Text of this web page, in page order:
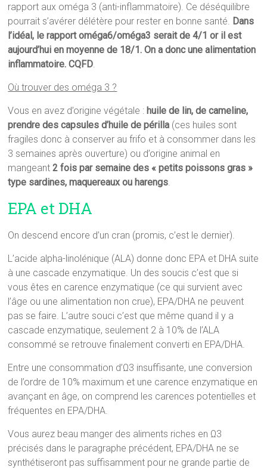
rapport aux oméga 3 (anti-inflammatoire). Ce déséquilibre
pourrait s’avérer délétère pour rester en bonne santé. Dans
l’idéal, le rapport oméga6/oméga3 serait de 4/1 or il est
aujourd’hui en moyenne de 18/1. On a donc une alimentation
inflammatoire. CQFD.
Où trouver des oméga 3 ?
Vous en avez d’origine végétale : huile de lin, de cameline,
prendre des capsules d’huile de périlla (ces huiles sont
fragiles donc à conserver au frifo et à consommer dans les
3 semaines après ouverture) ou d’origine animal en
mangeant2 fois par semaine des « petits poissons gras »
type sardines, maquereaux ou harengs.
EPA et DHA
On descend encore d’un cran (promis, c’est le dernier).
L’acide alpha-linolénique (ALA) donne donc EPA et DHA suite
à une cascade enzymatique. Un des soucis c’est que si
vous êtes en carence enzymatique (ce qui survient avec
l’âge ou une alimentation non crue), EPA/DHA ne peuvent
pas se faire. L’autre souci c’est que même quand il y a
cascade enzymatique, seulement 2 à 10% de l’ALA
consommé se retrouve finalement converti en EPA/DHA.
Entre une consommation d’Ω3 insuffisante, une conversion
de l’ordre de 10% maximum et une carence enzymatique en
avançant en âge, on comprend les carences potentielles et
fréquentes en EPA/DHA.
Vous aurez beau manger des aliments riches en Ω3
précisés dans le paragraphe précédent, EPA/DHA ne se
synthétiseront pas suffisamment pour ne grande partie de